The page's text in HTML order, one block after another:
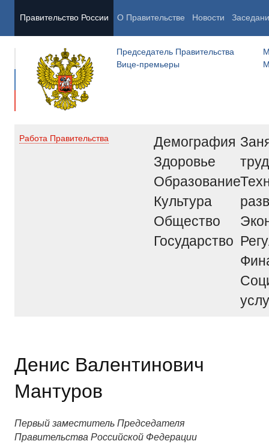
Правительство России О Правительстве Новости
Председатель Правительства
Вице-премьеры
Работа Правительства
Демография
Здоровье
Образование
Культура
Общество
Государство
труд
Денис Валентинович
Мантуров
Первый заместитель Председателя
Правительства Российской Федерации